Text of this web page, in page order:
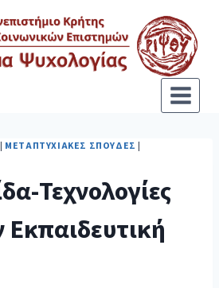
| ΜΕΤΑΠΤΥΧΙΑΚΈΣ ΣΠΟΥΔΈΣ |
Τεχνολογίες